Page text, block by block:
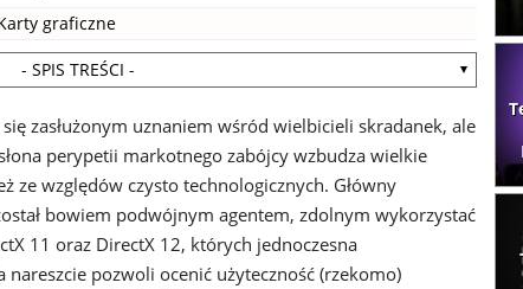
graficzne
- SPIS TREŚCI -
zasłużonym uznaniem wśród wielbicieli skradanek, ale
perypetii markotnego zabójcy wzbudza wielkie
ze względów czysto technologicznych. Główny
bowiem podwójnym agentem, zdolnym wykorzystać
11 oraz DirectX 12, których jednoczesna
nareszcie pozwoli ocenić użyteczność (rzekomo)